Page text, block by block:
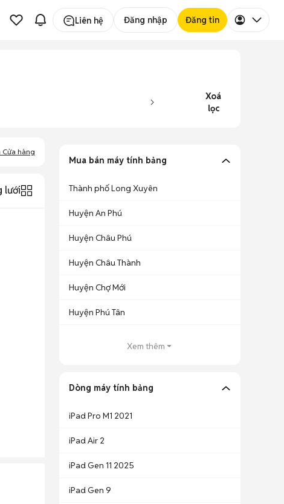
Liên hệ Đăng nhập Đăng tin
Xoá
lọc
Cửa hàng
lưới
Mua bán máy tính bảng
Thành phố Long Xuyên
Huyện An Phú
Huyện Châu Phú
Huyện Châu Thành
Huyện Chợ Mới
Huyện Phú Tân
Xem thêm
Dòng máy tính bảng
iPad Pro M1 2021
iPad Air 2
iPad Gen 11 2025
iPad Gen 9